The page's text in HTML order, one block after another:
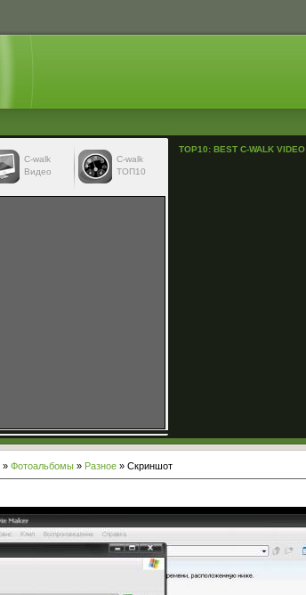
С-walk
Видео
C-walk
ТОП10
TOP10: BEST C-WALK VIDEO
» Фотоальбомы» Разное» Скриншот